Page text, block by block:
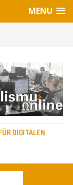
MENU
DIGITALEN